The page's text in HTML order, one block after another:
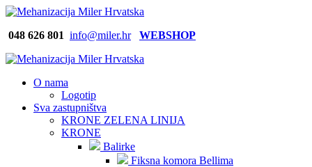
048 626 801 info@miler.hr WEBSHOP
O nama
Logotip
Sva zastupništva
KRONE ZELENA LINIJA
KRONE
Balirke
Fiksna komora Bellima